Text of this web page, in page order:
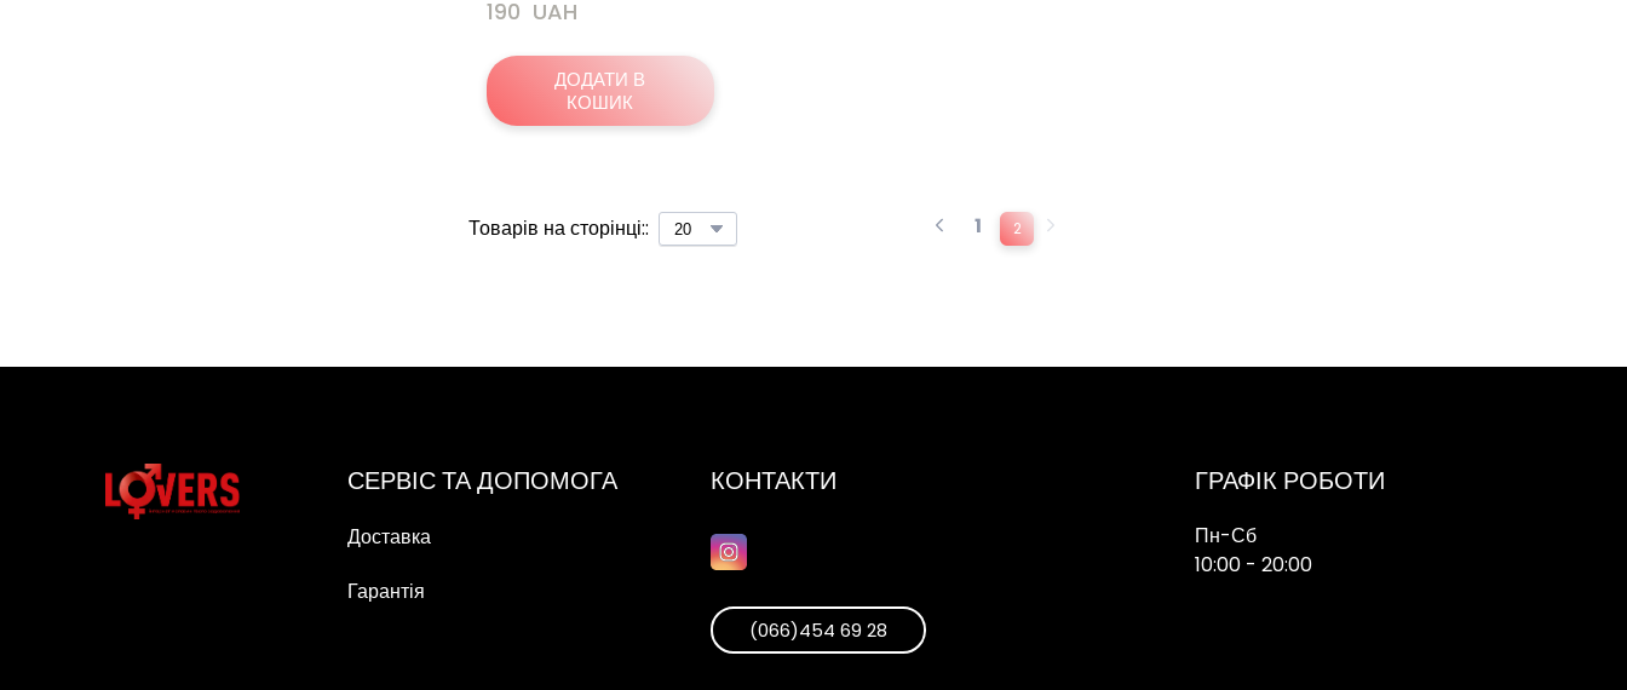
190  UAH
ДОДАТИ В
КОШИК
Товарів на сторінці:: 1 2
СЕРВІС ТА ДОПОМОГА
Доставка
Гарантія
КОНТАКТИ
(066)454 69 28
ГРАФІК РОБОТИ
Пн-Сб
10:00 - 20:00